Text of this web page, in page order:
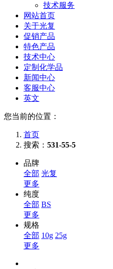
技术服务
网站首页
关于光复
促销产品
特色产品
技术中心
定制化学品
新闻中心
客服中心
英文
您当前的位置：
首页
搜索： 531-55-5
品牌
全部 光复
更多
纯度
全部 BS
更多
规格
全部 10g 25g
更多